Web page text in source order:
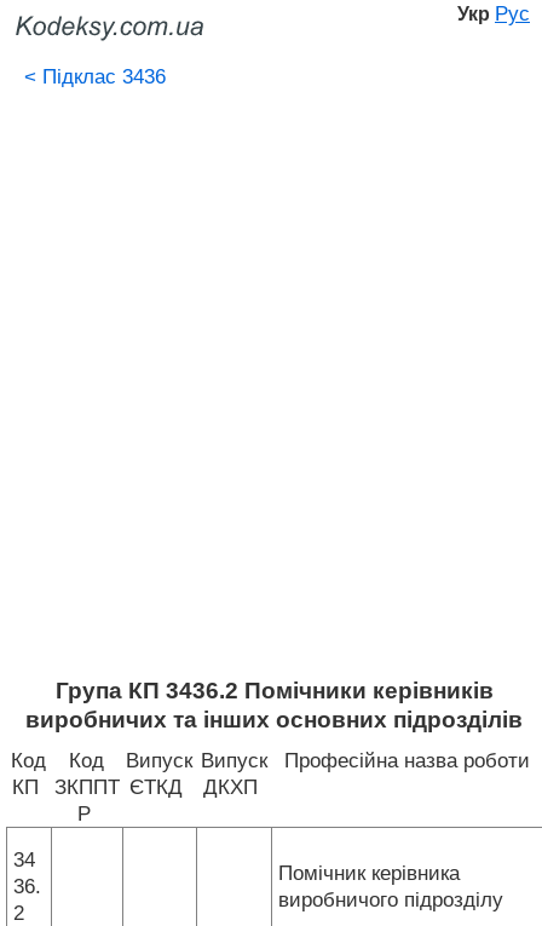
Укр Рус
< Підклас 3436
Група КП 3436.2 Помічники керівників
виробничих та інших основних підрозділів
Код
КП
Код
ЗКППТ
Р
Випуск
ЄТКД
Випуск
ДКХП
Професійна назва роботи
34
36.
2
Помічник керівника
виробничого підрозділу